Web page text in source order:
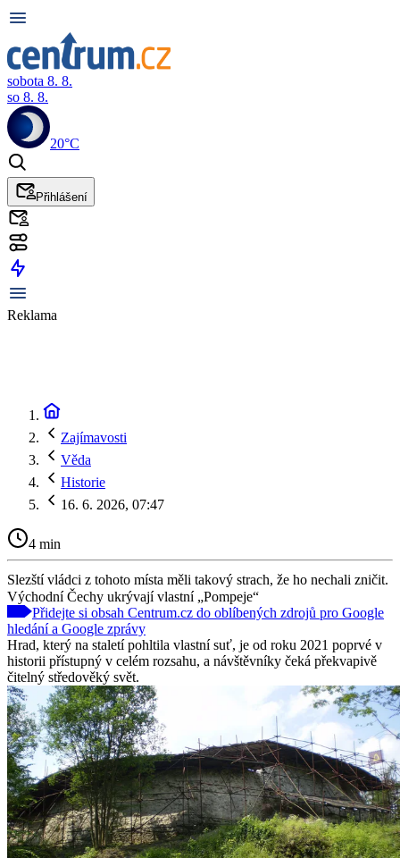
sobota 8. 8.
so 8. 8.
20°C
Přihlášení
Reklama
Zajímavosti
Věda
Historie
16. 6. 2026, 07:47
4 min
Slezští vládci z tohoto místa měli takový strach, že ho nechali zničit.
Východní Čechy ukrývají vlastní „Pompeje“
Přidejte si obsah Centrum.cz do oblíbených zdrojů pro Google
hledání a Google zprávy
Hrad, který na staletí pohltila vlastní suť, je od roku 2021 poprvé v
historii přístupný v celém rozsahu, a návštěvníky čeká překvapivě
čitelný středověký svět.